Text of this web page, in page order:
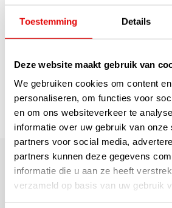
Toestemming Details
Deze website maakt gebruik van
We gebruiken cookies om content
personaliseren, om functies voor
en om ons websiteverkeer te
informatie over uw gebruik van onze
partners voor social media,
partners kunnen deze gegevens
informatie die u aan ze heeft
verzameld op basis van uw gebruik
Pagina 1 van 1
180.000+ Klanten | 5.000+ Reviews |
Google
Reviews: Onze
woord